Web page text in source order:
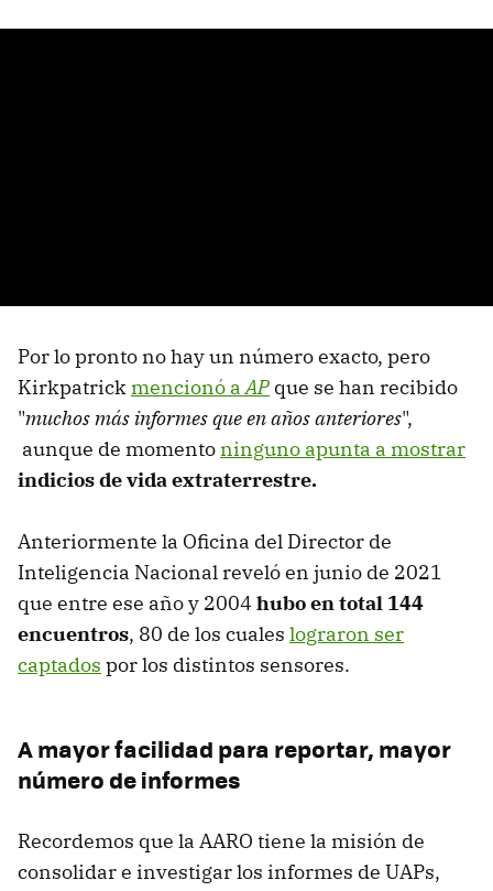
Por lo pronto no hay un número exacto, pero
Kirkpatrickmencionó aAP que se han recibido
"muchos más informes que en años anteriores",
aunque de momentoninguno apunta a mostrar
indicios de vida extraterrestre.
Anteriormente la Oficina del Director de
Inteligencia Nacional reveló en junio de 2021
que entre ese año y 2004 hubo en total 144
encuentros, 80 de los cuales lograron ser
captados por los distintos sensores.
A mayor facilidad para reportar, mayor
número de informes
Recordemos que la AARO tiene la misión de
consolidar e investigar los informes de UAPs,